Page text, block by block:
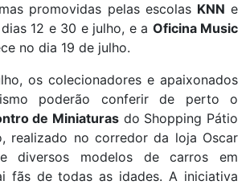
promovidas pelas escolas KNN e
12 e 30 e julho, e a Oficina Music
no dia 19 de julho.
os colecionadores e apaixonados
poderão conferir de perto o
de Miniaturas do Shopping Pátio
realizado no corredor da loja Oscar
diversos modelos de carros em
fãs de todas as idades. A iniciativa